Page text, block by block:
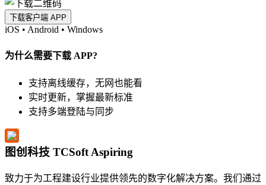
下载客户端 APP
iOS • Android • Windows
为什么需要下载 APP?
支持离线缓存，无网也能看
实时更新，掌握最新标准
支持多端登陆与同步
图创科技 TCSoft Aspiring
致力于为工程建设行业提供领先的数字化解决方案。我们通过